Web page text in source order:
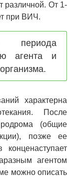
различной. От 1-
при ВИЧ.
периода
агента и
характерна
После
(общие
позже ее
агентом
можно описать